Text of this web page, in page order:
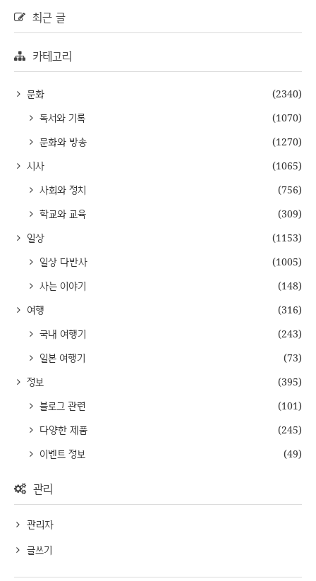
최근 글
카테고리
문화
(2340)
독서와 기록
(1070)
문화와 방송
(1270)
시사
(1065)
사회와 정치
(756)
학교와 교육
(309)
일상
(1153)
일상 다반사
(1005)
사는 이야기
(148)
여행
(316)
국내 여행기
(243)
일본 여행기
(73)
정보
(395)
블로그 관련
(101)
다양한 제품
(245)
이벤트 정보
(49)
관리
관리자
글쓰기